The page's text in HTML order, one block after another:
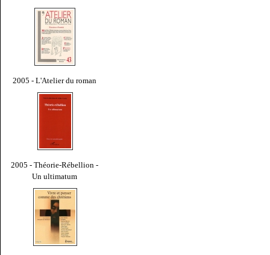
2005 - L'Atelier du roman
2005 - Théorie-Rébellion -
Un ultimatum